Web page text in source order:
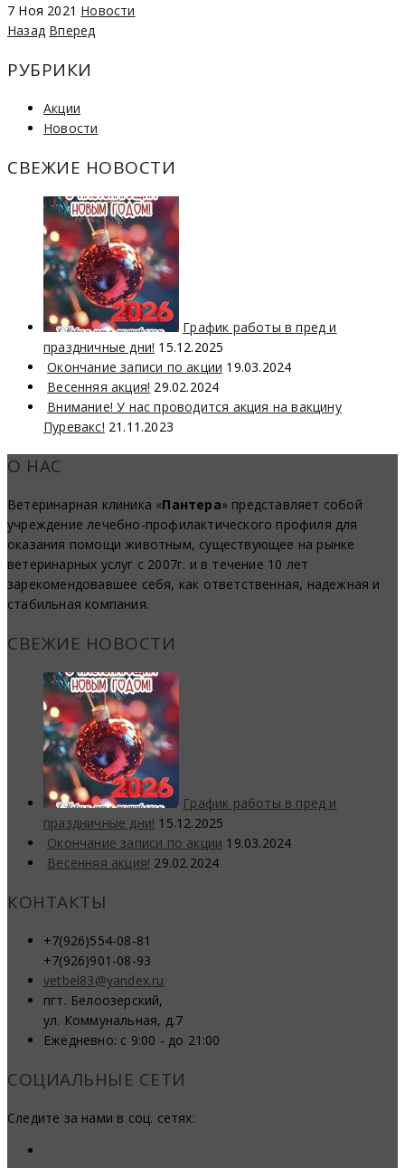
7 Ноя 2021 Новости
Назад Вперед
РУБРИКИ
Акции
Новости
СВЕЖИЕ НОВОСТИ
График работы в пред и
праздничные дни! 15.12.2025
Окончание записи по акции 19.03.2024
Весенняя акция! 29.02.2024
Внимание! У нас проводится акция на вакцину
Пуревакс! 21.11.2023
О НАС
Ветеринарная клиника «Пантера» представляет собой
учреждение лечебно-профилактического профиля для
оказания помощи животным, существующее на рынке
ветеринарных услуг с 2007г. и в течение 10 лет
зарекомендовавшее себя, как ответственная, надежная и
стабильная компания.
СВЕЖИЕ НОВОСТИ
График работы в пред и
праздничные дни! 15.12.2025
Окончание записи по акции 19.03.2024
Весенняя акция! 29.02.2024
КОНТАКТЫ
+7(926)554-08-81
+7(926)901-08-93
vetbel83@yandex.ru
пгт. Белоозерский,
ул. Коммунальная, д.7
Ежедневно: с 9:00 - до 21:00
СОЦИАЛЬНЫЕ СЕТИ
Следите за нами в соц. сетях: